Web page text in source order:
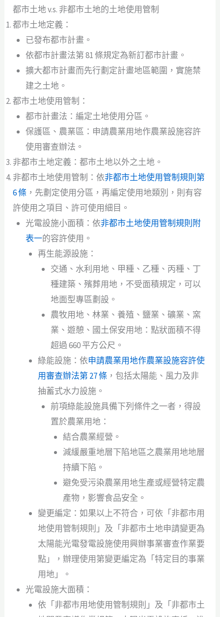
都市土地 v.s. 非都市土地的土地使用管制
都市土地定義：
已發布都市計畫。
依都市計畫法第 81 條規定為新訂都市計畫。
擴大都市計畫而先行劃定計畫地區範圍，實施禁
建之土地。
都市土地使用管制：
都市計畫法：編定土地使用分區。
保護區、農業區：申請農業用地作農業設施容許
使用審查辦法。
非都市土地定義：都市土地以外之土地。
非都市土地使用管制：依非都市土地使用管制規則第
6 條 ，先劃定使用分區，再編定使用地類別，則有容
許使用之項目、許可使用細目。
光電設施小面積：依非都市土地使用管制規則附
表一的容許使用。
再生能源設施：
交通、水利用地、甲種、乙種、丙種、丁
種建築、殯葬用地，不受面積規定，可以
地面型專區劃設。
農牧用地、林業、養殖、鹽業、礦業、窯
業、遊憩、國土保安用地：點狀面積不得
超過 660 平方公尺。
綠能設施：依申請農業用地作農業設施容許使
用審查辦法第 27 條 ，包括太陽能、風力及非
抽蓄式水力設施。
前項綠能設施具備下列條件之一者，得設
置於農業用地：
結合農業經營。
減緩嚴重地層下陷地區之農業用地地層
持續下陷。
避免受污染農業用地生產或經營特定農
產物，影響食品安全。
變更編定：如果以上不符合，可依「非都市用
地使用管制規則」及「非都市土地申請變更為
太陽能光電發電設施使用興辦事業審查作業要
點」，辦理使用第變更編定為「特定目的事業
用地」。
光電設施大面積：
依「非都市用地使用管制規則」及「非都市土